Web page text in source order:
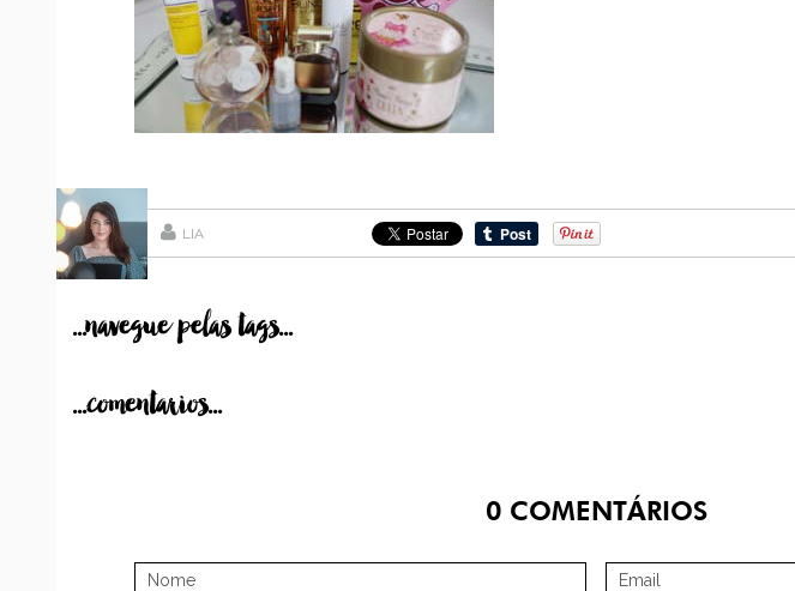
LIA
...navegue pelas tags...
...comentarios...
0COMENTÁRIOS